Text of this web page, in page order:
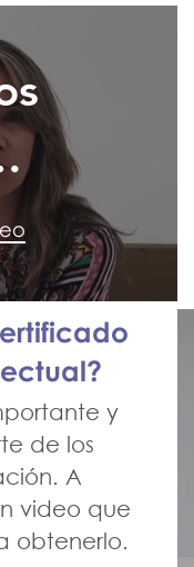
y
de los
A
video que
obtenerlo.